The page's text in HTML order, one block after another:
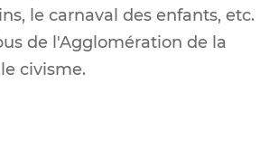
le carnaval des enfants, etc.
de l'Agglomération de la
civisme.